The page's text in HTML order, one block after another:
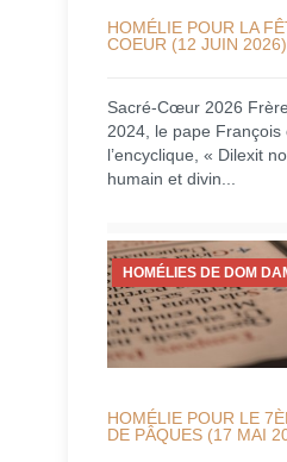
HOMÉLIE POUR LA
COEUR (12 JUIN 2026)
Sacré-Cœur 2026
2024, le pape François
l’encyclique, « Dilexit
humain et divin...
HOMÉLIES DE DOM
HOMÉLIE POUR LE
DE PÂQUES (17 MAI